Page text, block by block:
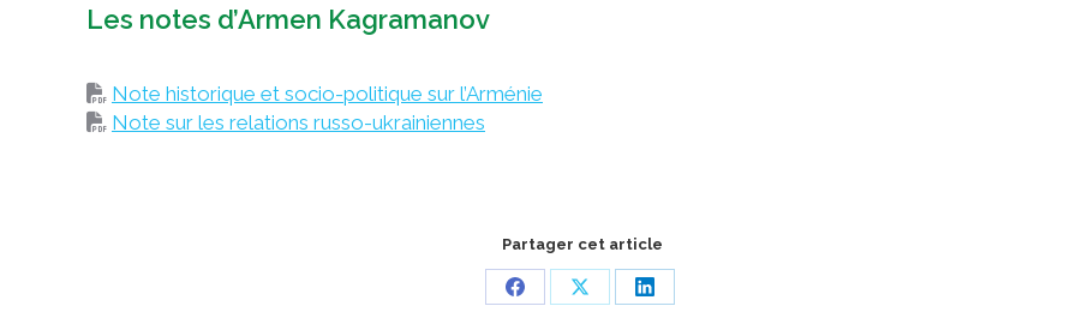
Les notes d’Armen Kagramanov
Note historique et socio-politique sur l’Arménie
Note sur les relations russo-ukrainiennes
Partager cet article
Share
Share
Share